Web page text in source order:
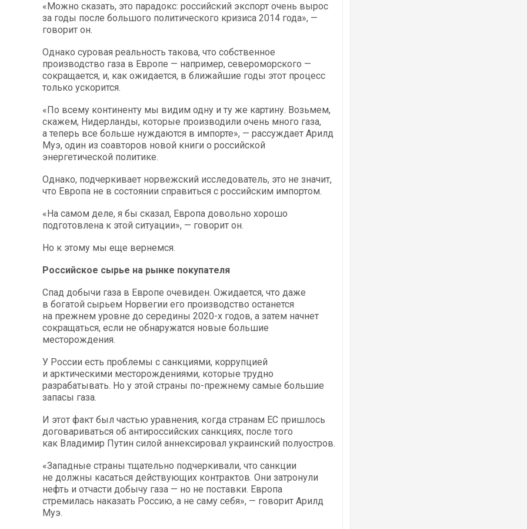
«Можно сказать, это парадокс: российский экспорт очень вырос
за годы после большого политического кризиса 2014 года», —
говорит он.
Однако суровая реальность такова, что собственное
производство газа в Европе — например, североморского —
сокращается, и, как ожидается, в ближайшие годы этот процесс
только ускорится.
«По всему континенту мы видим одну и ту же картину. Возьмем,
скажем, Нидерланды, которые производили очень много газа,
а теперь все больше нуждаются в импорте», — рассуждает Арилд
Муэ, один из соавторов новой книги о российской
энергетической политике.
Однако, подчеркивает норвежский исследователь, это не значит,
что Европа не в состоянии справиться с российским импортом.
«На самом деле, я бы сказал, Европа довольно хорошо
подготовлена к этой ситуации», — говорит он.
Но к этому мы еще вернемся.
Российское сырье на рынке покупателя
Спад добычи газа в Европе очевиден. Ожидается, что даже
в богатой сырьем Норвегии его производство останется
на прежнем уровне до середины 2020-х годов, а затем начнет
сокращаться, если не обнаружатся новые большие
месторождения.
У России есть проблемы с санкциями, коррупцией
и арктическими месторождениями, которые трудно
разрабатывать. Но у этой страны по-прежнему самые большие
запасы газа.
И этот факт был частью уравнения, когда странам ЕС пришлось
договариваться об антироссийских санкциях, после того
как Владимир Путин силой аннексировал украинский полуостров.
«Западные страны тщательно подчеркивали, что санкции
не должны касаться действующих контрактов. Они затронули
нефть и отчасти добычу газа — но не поставки. Европа
стремилась наказать Россию, а не саму себя», — говорит Арилд
Муэ.